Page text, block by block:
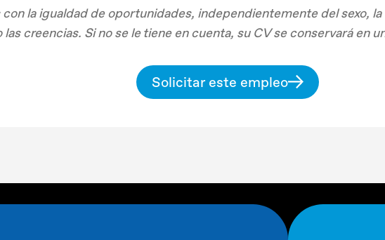
la igualdad de oportunidades, independientemente del sexo,
las creencias. Si no se le tiene en cuenta, su CV se conservará en
Solicitar este empleo